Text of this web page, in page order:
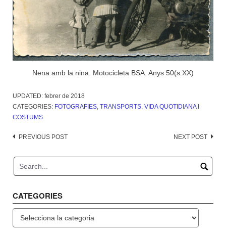
Nena amb la nina. Motocicleta BSA. Anys 50(s.XX)
UPDATED: febrer de 2018
CATEGORIES: FOTOGRAFIES, TRANSPORTS, VIDA QUOTIDIANA I
COSTUMS
Post
PREVIOUS POST NEXT POST
CATEGORIES